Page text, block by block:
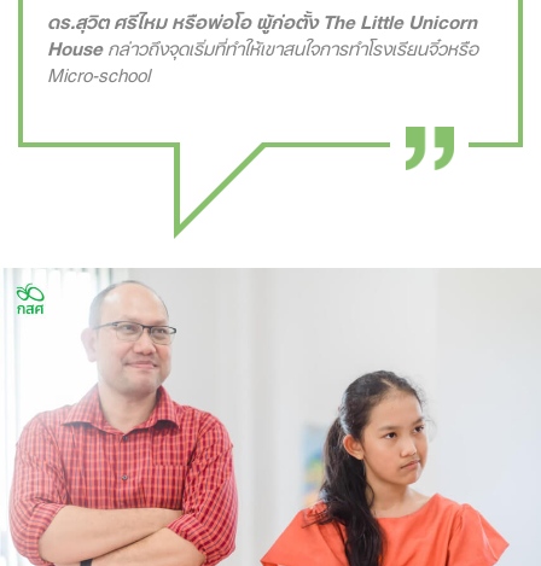
ดร.สุวิต ศรีไหม หรือพ่อโอ ผู้ก่อตั้ง The Little Unicorn
Houseกล่าวถึงจุดเริ่มที่ทำให้เขาสนใจการทำโรงเรียนจิ๋วหรือ
Micro-school